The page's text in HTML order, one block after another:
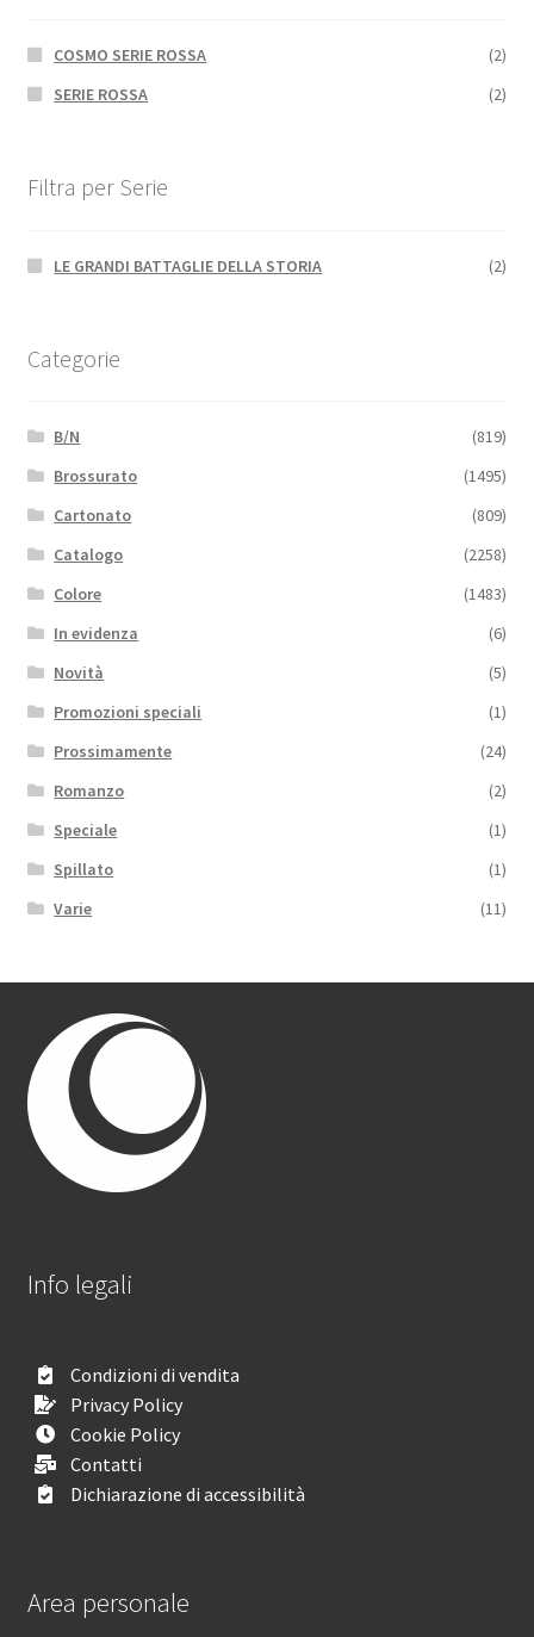
COSMO SERIE ROSSA
(2)
SERIE ROSSA
(2)
Filtra per Serie
LE GRANDI BATTAGLIE DELLA STORIA (2)
Categorie
B/N
(819)
Brossurato
(1495)
Cartonato
(809)
Catalogo
(2258)
Colore
(1483)
In evidenza
(6)
Novità
(5)
Promozioni speciali
(1)
Prossimamente
(24)
Romanzo
(2)
Speciale
(1)
Spillato
(1)
Varie
(11)
Info legali
Condizioni di vendita
Privacy Policy
Cookie Policy
Contatti
Dichiarazione di accessibilità
Area personale